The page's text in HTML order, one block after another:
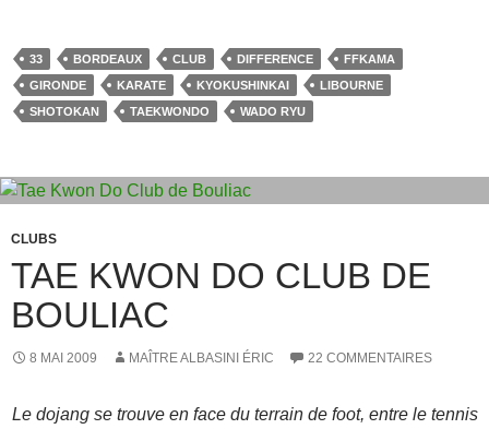
c
e
b
o
k
st
o
d
n
ail ta
g
er
33 BORDEAUX CLUB DIFFERENCE
FFKAMA
GIRONDE
KARATE KYOKUSHINKAI
LIBOURNE
SHOTOKAN
TAEKWONDO WADO RYU
CLUBS
TAE KWON DO CLUB DE
BOULIAC
8 MAI 2009 MAÎTRE ALBASINI ÉRIC 22 COMMENTAIRES
Le dojang se trouve en face du terrain de foot, entre le tennis